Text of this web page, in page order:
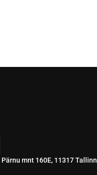
Pärnu mnt 160E, 11317 Tallinn